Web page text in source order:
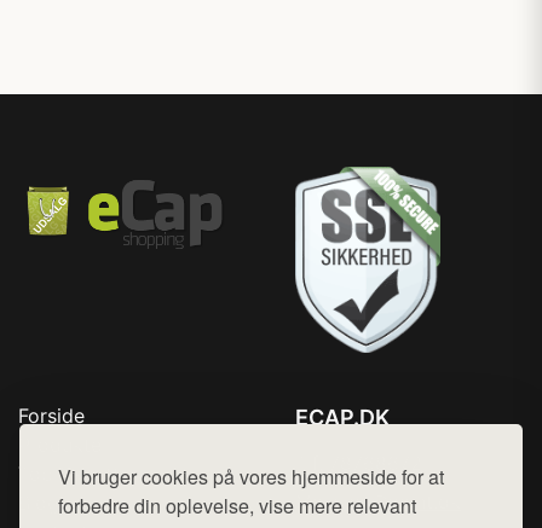
Vi bruger cookies på vores hjemmeside for at
forbedre din oplevelse, vise mere relevant
Forside
Top Rabatter
Blog
ECAP.DK
Mail: hej@want.dk